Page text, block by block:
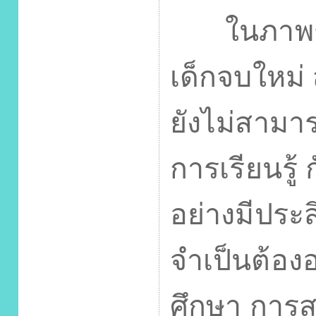
ในภาพร
เด็กจบให
ยังไม่สามา
การเรียนรู้
อย่างมีปร
จำเป็นต้อ
ศึกษา การ